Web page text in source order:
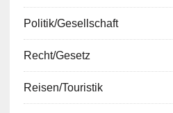
Politik/Gesellschaft
Recht/Gesetz
Reisen/Touristik